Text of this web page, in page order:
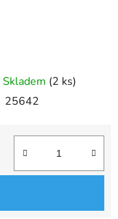
Skladem (2 ks)
25642